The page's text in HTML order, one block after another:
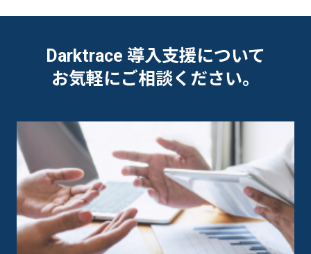
Darktrace 導入支援について
お気軽にご相談ください。